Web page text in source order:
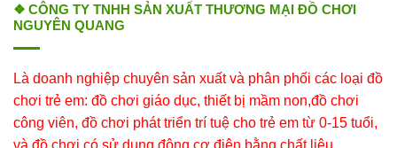
❖ CÔNG TY TNHH SẢN XUẤT THƯƠNG MẠI ĐỒ CHƠI
NGUYÊN QUANG
Là doanh nghiệp chuyên sản xuất và phân phối các loại đồ
chơi trẻ em: đồ chơi giáo dục, thiết bị mầm non,đồ chơi
công viên, đồ chơi phát triển trí tuệ cho trẻ em từ 0-15 tuổi,
và đồ chơi có sử dụng động cơ điện bằng chất liệu